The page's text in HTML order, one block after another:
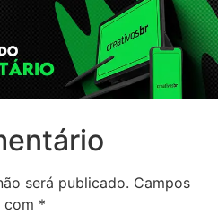
será publicado. Campos
com *